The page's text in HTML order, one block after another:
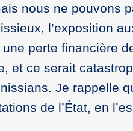
nous ne pouvons
l’exposition
perte financière
et ce serait
Je rappelle
de l’État, en